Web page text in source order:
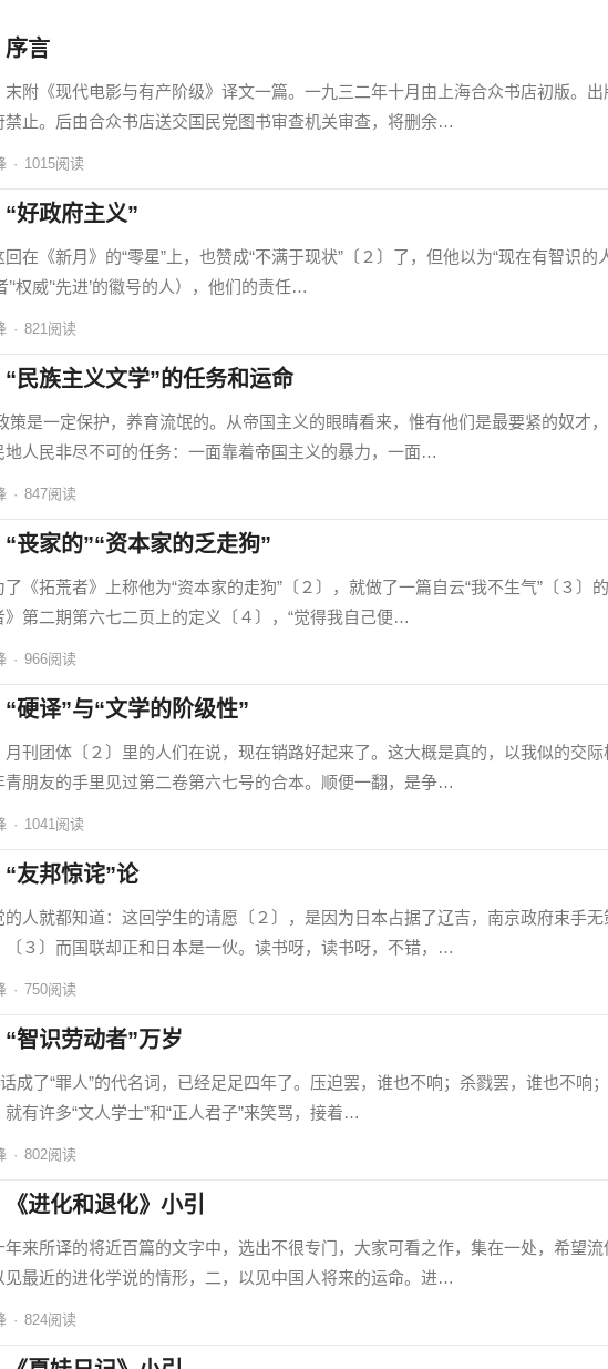
序言
《现代电影与有产阶级》译文一篇。一九三二年十月由上海合众书店初版。出
禁止。后由合众书店送交国民党图书审查机关审查，将删余…
· 1015阅读
“好政府主义”
《新月》的“零星”上，也赞成“不满于现状”〔２〕了，但他以为“现在有智识的
权威’‘先进’的徽号的人），他们的责任…
· 821阅读
“民族主义文学”的任务和运命
定保护，养育流氓的。从帝国主义的眼睛看来，惟有他们是最要紧的奴才，
地人民非尽不可的任务：一面靠着帝国主义的暴力，一面…
· 847阅读
“丧家的”“资本家的乏走狗”
拓荒者》上称他为“资本家的走狗”〔２〕，就做了一篇自云“我不生气”〔３〕
第二期第六七二页上的定义〔４〕，“觉得我自己便…
· 966阅读
“硬译”与“文学的阶级性”
团体〔２〕里的人们在说，现在销路好起来了。这大概是真的，以我似的交际
青朋友的手里见过第二卷第六七号的合本。顺便一翻，是争…
· 1041阅读
“友邦惊诧”论
就都知道：这回学生的请愿〔２〕，是因为日本占据了辽吉，南京政府束手无
〔３〕而国联却正和日本是一伙。读书呀，读书呀，不错，…
· 750阅读
“智识劳动者”万岁
了“罪人”的代名词，已经足足四年了。压迫罢，谁也不响；杀戮罢，谁也不响
就有许多“文人学士”和“正人君子”来笑骂，接着…
· 802阅读
《进化和退化》小引
所译的将近百篇的文字中，选出不很专门，大家可看之作，集在一处，希望流
见最近的进化学说的情形，二，以见中国人将来的运命。进…
· 824阅读